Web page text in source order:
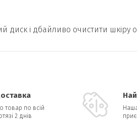
диск і дбайливо очистити шкіру
товар по всій
2 днів